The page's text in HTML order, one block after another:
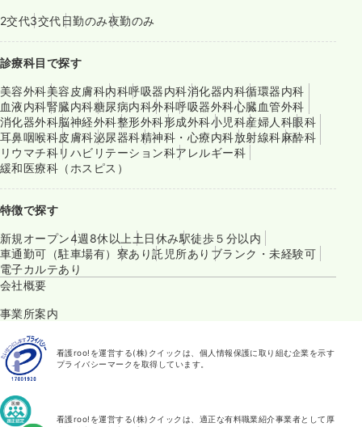
2交代3交代日勤のみ夜勤のみ
診療科目で探す
美容外科美容皮膚科内科呼吸器内科消化器内科循環器内科
血液内科腎臓内科糖尿病内科外科呼吸器外科心臓血管外科
消化器外科脳神経外科整形外科形成外科小児科産婦人科眼科
耳鼻咽喉科皮膚科泌尿器科精神科・心療内科放射線科麻酔科
リウマチ科リハビリテーション科アレルギー科
緩和医療科（ホスピス）
特徴で探す
新規オープン4週8休以上 土日休み駅徒歩５分以内
車通勤可（駐車場有） 寮あり託児所あり ブランク・未経験可
電子カルテあり
会社概要
事業所案内
看護roo!を運営する(株)クイックは、個人情報保護に取り組む企業を示す
プライバシーマークを取得しています。
看護roo!を運営する(株)クイックは、適正な有料職業紹介事業者として厚